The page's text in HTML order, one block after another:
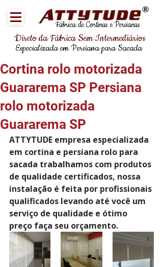
Fábrica de Cortinas e Persianas
®
Direto da Fábrica Sem Intermediários
Especializada em Persiana para Sacada
Cortina rolo motorizada
Guararema SP Persiana
rolo motorizada
Guararema SP
ATTYTUDE empresa especializada
em cortina e persiana rolo para
sacada trabalhamos com produtos
de qualidade certificados, nossa
instalação é feita por profissionais
qualificados levando até você um
serviço de qualidade e ótimo
preço faça seu orçamento.